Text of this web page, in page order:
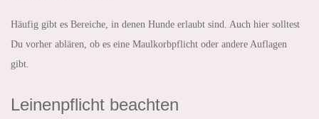
Häufig gibt es Bereiche, in denen Hunde erlaubt sind. Auch hier solltest
Du vorher ablären, ob es eine Maulkorbpflicht oder andere Auflagen
gibt.
Leinenpflicht beachten